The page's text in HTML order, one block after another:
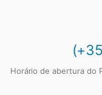
Horário de abertura do